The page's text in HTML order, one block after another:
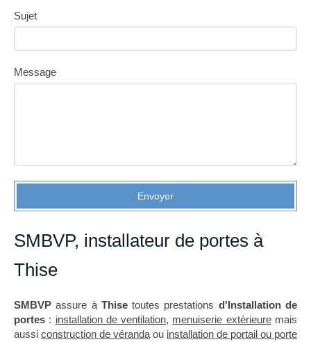
Sujet
Message
Envoyer
SMBVP, installateur de portes à
Thise
SMBVP assure à Thisetoutes prestations d'Installation de
portes : installation de ventilation, menuiserie extérieuremais
aussi construction de véranda ou installation de portail ou porte